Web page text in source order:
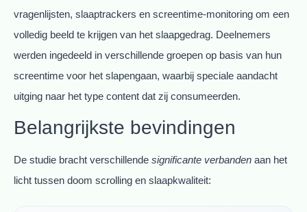
vragenlijsten, slaaptrackers en screentime-monitoring om een
volledig beeld te krijgen van het slaapgedrag. Deelnemers
werden ingedeeld in verschillende groepen op basis van hun
screentime voor het slapengaan, waarbij speciale aandacht
uitging naar het type content dat zij consumeerden.
Belangrijkste bevindingen
De studie bracht verschillende significante verbanden aan het
licht tussen doom scrolling en slaapkwaliteit: